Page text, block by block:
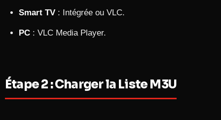
Smart TV : Intégrée ou VLC.
PC : VLC Media Player.
Étape 2 : Charger la Liste M3U